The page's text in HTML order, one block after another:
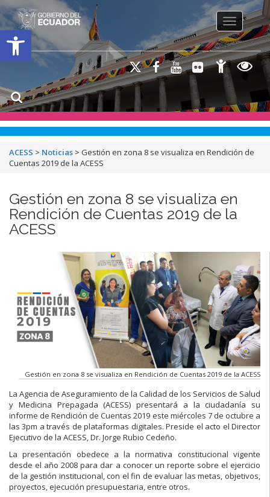
Open toolbar
Toggle
ACESS > Noticias > Gestión en zona 8 se visualiza en Rendición de
Cuentas 2019 de la ACESS
Gestión en zona 8 se visualiza en
Rendición de Cuentas 2019 de la
ACESS
Gestión en zona 8 se visualiza en Rendición de Cuentas 2019 de la ACESS
La Agencia de Aseguramiento de la Calidad de los Servicios de Salud
y Medicina Prepagada (ACESS) presentará a la ciudadanía su
informe de Rendición de Cuentas 2019 este miércoles 7 de octubre a
las 3pm a través de plataformas digitales. Preside el acto el Director
Ejecutivo de la ACESS, Dr. Jorge Rubio Cedeño.
La presentación obedece a la normativa constitucional vigente
desde el año 2008 para dar a conocer un reporte sobre el ejercicio
de la gestión institucional, con el fin de evaluar las metas, objetivos,
proyectos, ejecución presupuestaria, entre otros.